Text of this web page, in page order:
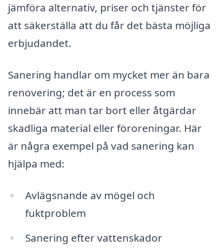
jämföra alternativ, priser och tjänster för
att säkerställa att du får det bästa möjliga
erbjudandet.
Sanering handlar om mycket mer än bara
renovering; det är en process som
innebär att man tar bort eller åtgärdar
skadliga material eller föroreningar. Här
är några exempel på vad sanering kan
hjälpa med:
Avlägsnande av mögel och
fuktproblem
Sanering efter vattenskador